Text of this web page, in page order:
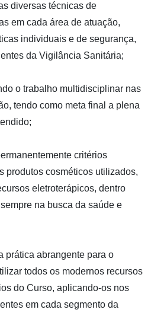
diversas técnicas de
em cada área de atuação,
individuais e de segurança,
da Vigilância Sanitária;
o trabalho multidisciplinar nas
tendo como meta final a plena
critérios
produtos cosméticos utilizados,
eletroterápicos, dentro
na busca da saúde e
prática abrangente para o
todos os modernos recursos
do Curso, aplicando-os nos
em cada segmento da